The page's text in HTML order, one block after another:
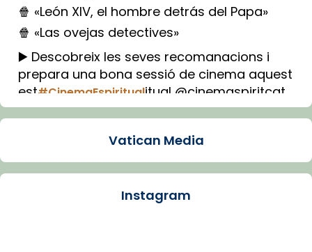
🍿 «León XIV, el hombre detrás del Papa»
🍿 «Las ovejas detectives»
▶️ Descobreix les seves recomanacions i
prepara una bona sessió de cinema aquest
est#CinemaEspiritualitual @cinemaspiritcat
Imatge: Generada amb IA (OpenAI)
Arquebisbat de Barcelona
Vatican Media
Instagram